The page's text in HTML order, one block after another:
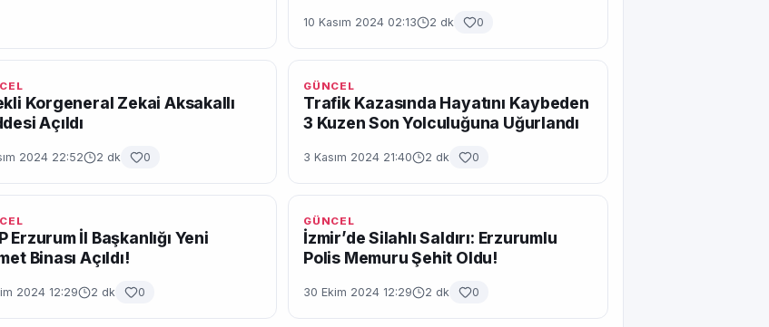
10 Kasım 2024 02:13 2 dk 0
Korgeneral Zekai Aksakallı
Açıldı
2024 22:52 2 dk 0
GÜNCEL
Trafik Kazasında Hayatını Kaybeden
3 Kuzen Son Yolculuğuna Uğurlandı
3 Kasım 2024 21:40 2 dk 0
Erzurum İl Başkanlığı Yeni
Binası Açıldı!
2024 12:29 2 dk 0
GÜNCEL
İzmir’de Silahlı Saldırı: Erzurumlu
Polis Memuru Şehit Oldu!
30 Ekim 2024 12:29 2 dk 0